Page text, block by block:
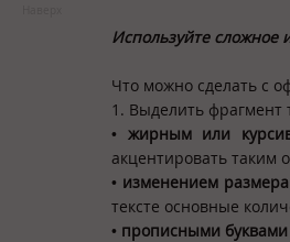
Используйте сложное
Что можно сделать с
1. Выделить фрагмент
• жирным или
акцентировать таким
• изменением
тексте основные
• прописными буквами